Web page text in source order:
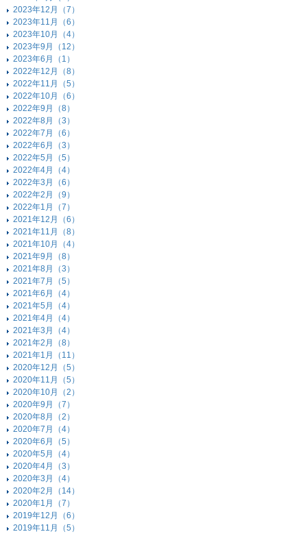
2023年12月（7）
2023年11月（6）
2023年10月（4）
2023年9月（12）
2023年6月（1）
2022年12月（8）
2022年11月（5）
2022年10月（6）
2022年9月（8）
2022年8月（3）
2022年7月（6）
2022年6月（3）
2022年5月（5）
2022年4月（4）
2022年3月（6）
2022年2月（9）
2022年1月（7）
2021年12月（6）
2021年11月（8）
2021年10月（4）
2021年9月（8）
2021年8月（3）
2021年7月（5）
2021年6月（4）
2021年5月（4）
2021年4月（4）
2021年3月（4）
2021年2月（8）
2021年1月（11）
2020年12月（5）
2020年11月（5）
2020年10月（2）
2020年9月（7）
2020年8月（2）
2020年7月（4）
2020年6月（5）
2020年5月（4）
2020年4月（3）
2020年3月（4）
2020年2月（14）
2020年1月（7）
2019年12月（6）
2019年11月（5）